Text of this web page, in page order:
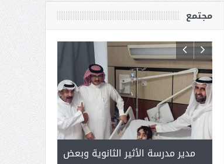
مجتمع
( محمد
مدير مدرسة الأثير الثانوية وبعض